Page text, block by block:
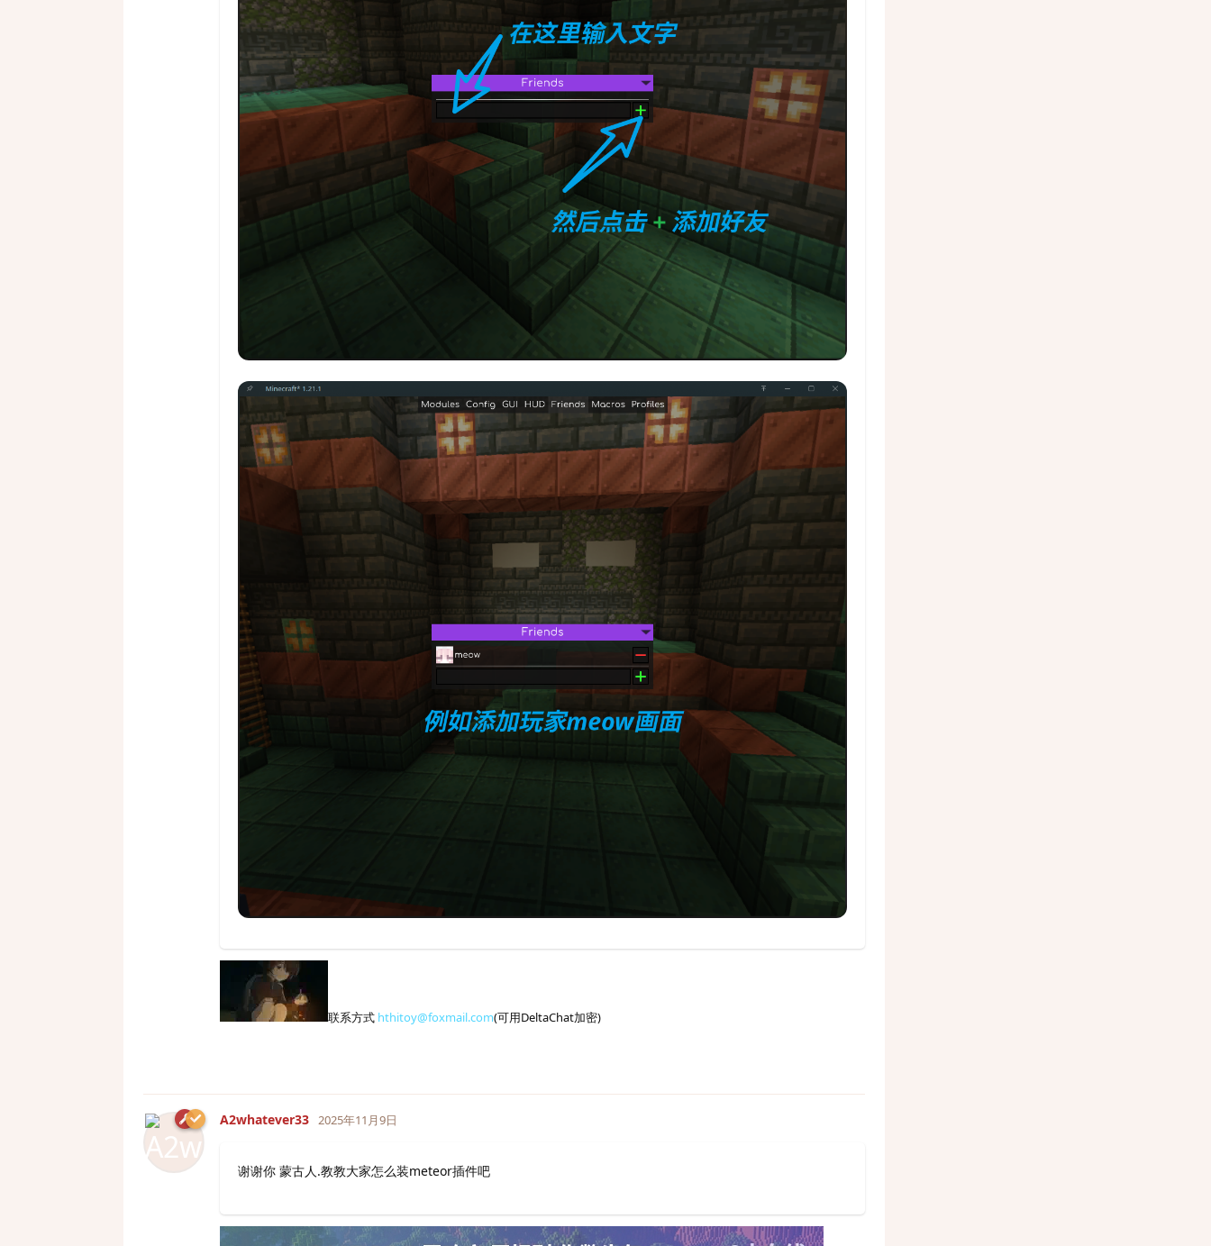
联系方式 hthitoy@foxmail.com(可用DeltaChat加密)
A2whatever33 2025年11月9日
谢谢你 蒙古人.教教大家怎么装meteor插件吧